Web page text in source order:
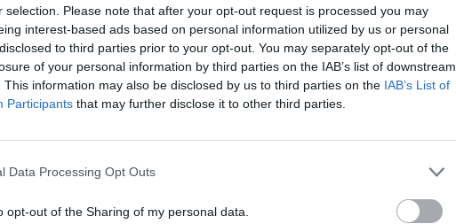
selection. Please note that after your opt-out request is processed you may
interest-based ads based on personal information utilized by us or personal
to third parties prior to your opt-out. You may separately opt-out of the
of your personal information by third parties on the IAB’s list of downstream
This information may also be disclosed by us to third parties on the IAB’s List of
Participants that may further disclose it to other third parties.
Data Processing Opt Outs
opt-out of the Sharing of my personal data.
verta išbandyti stovyklas. Laidą„Nauja
13 val. per „Lietuvos ryto“ televiziją ir
Vaikai moksleivių vasaros atostogos